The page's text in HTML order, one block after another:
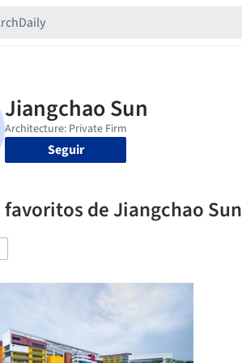
Seguir
favoritos de Jiangchao Sun